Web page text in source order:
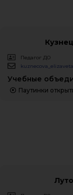
Педагог ДО
Учебные
Паутинки